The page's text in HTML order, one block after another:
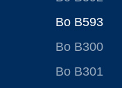
Bo B593
Bo B300
Bo B301